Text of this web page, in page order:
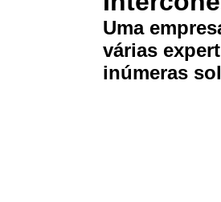
Uma
várias
inúmeras